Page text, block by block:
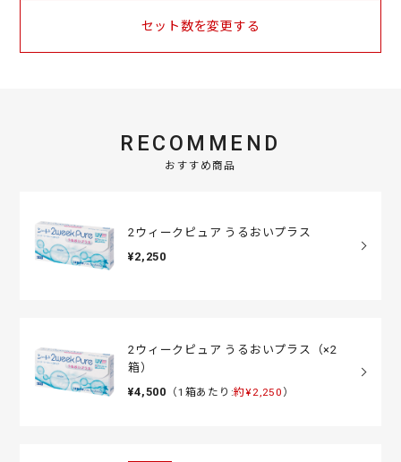
セット数を変更する
RECOMMEND
おすすめ商品
2ウィークピュア うるおいプラス
¥2,250
2ウィークピュア うるおいプラス（×2
箱）
¥4,500 （1箱あたり:約¥2,250 ）